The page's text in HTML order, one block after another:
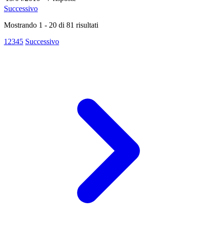
Successivo
Mostrando 1 - 20 di 81 risultati
1 2345 Successivo